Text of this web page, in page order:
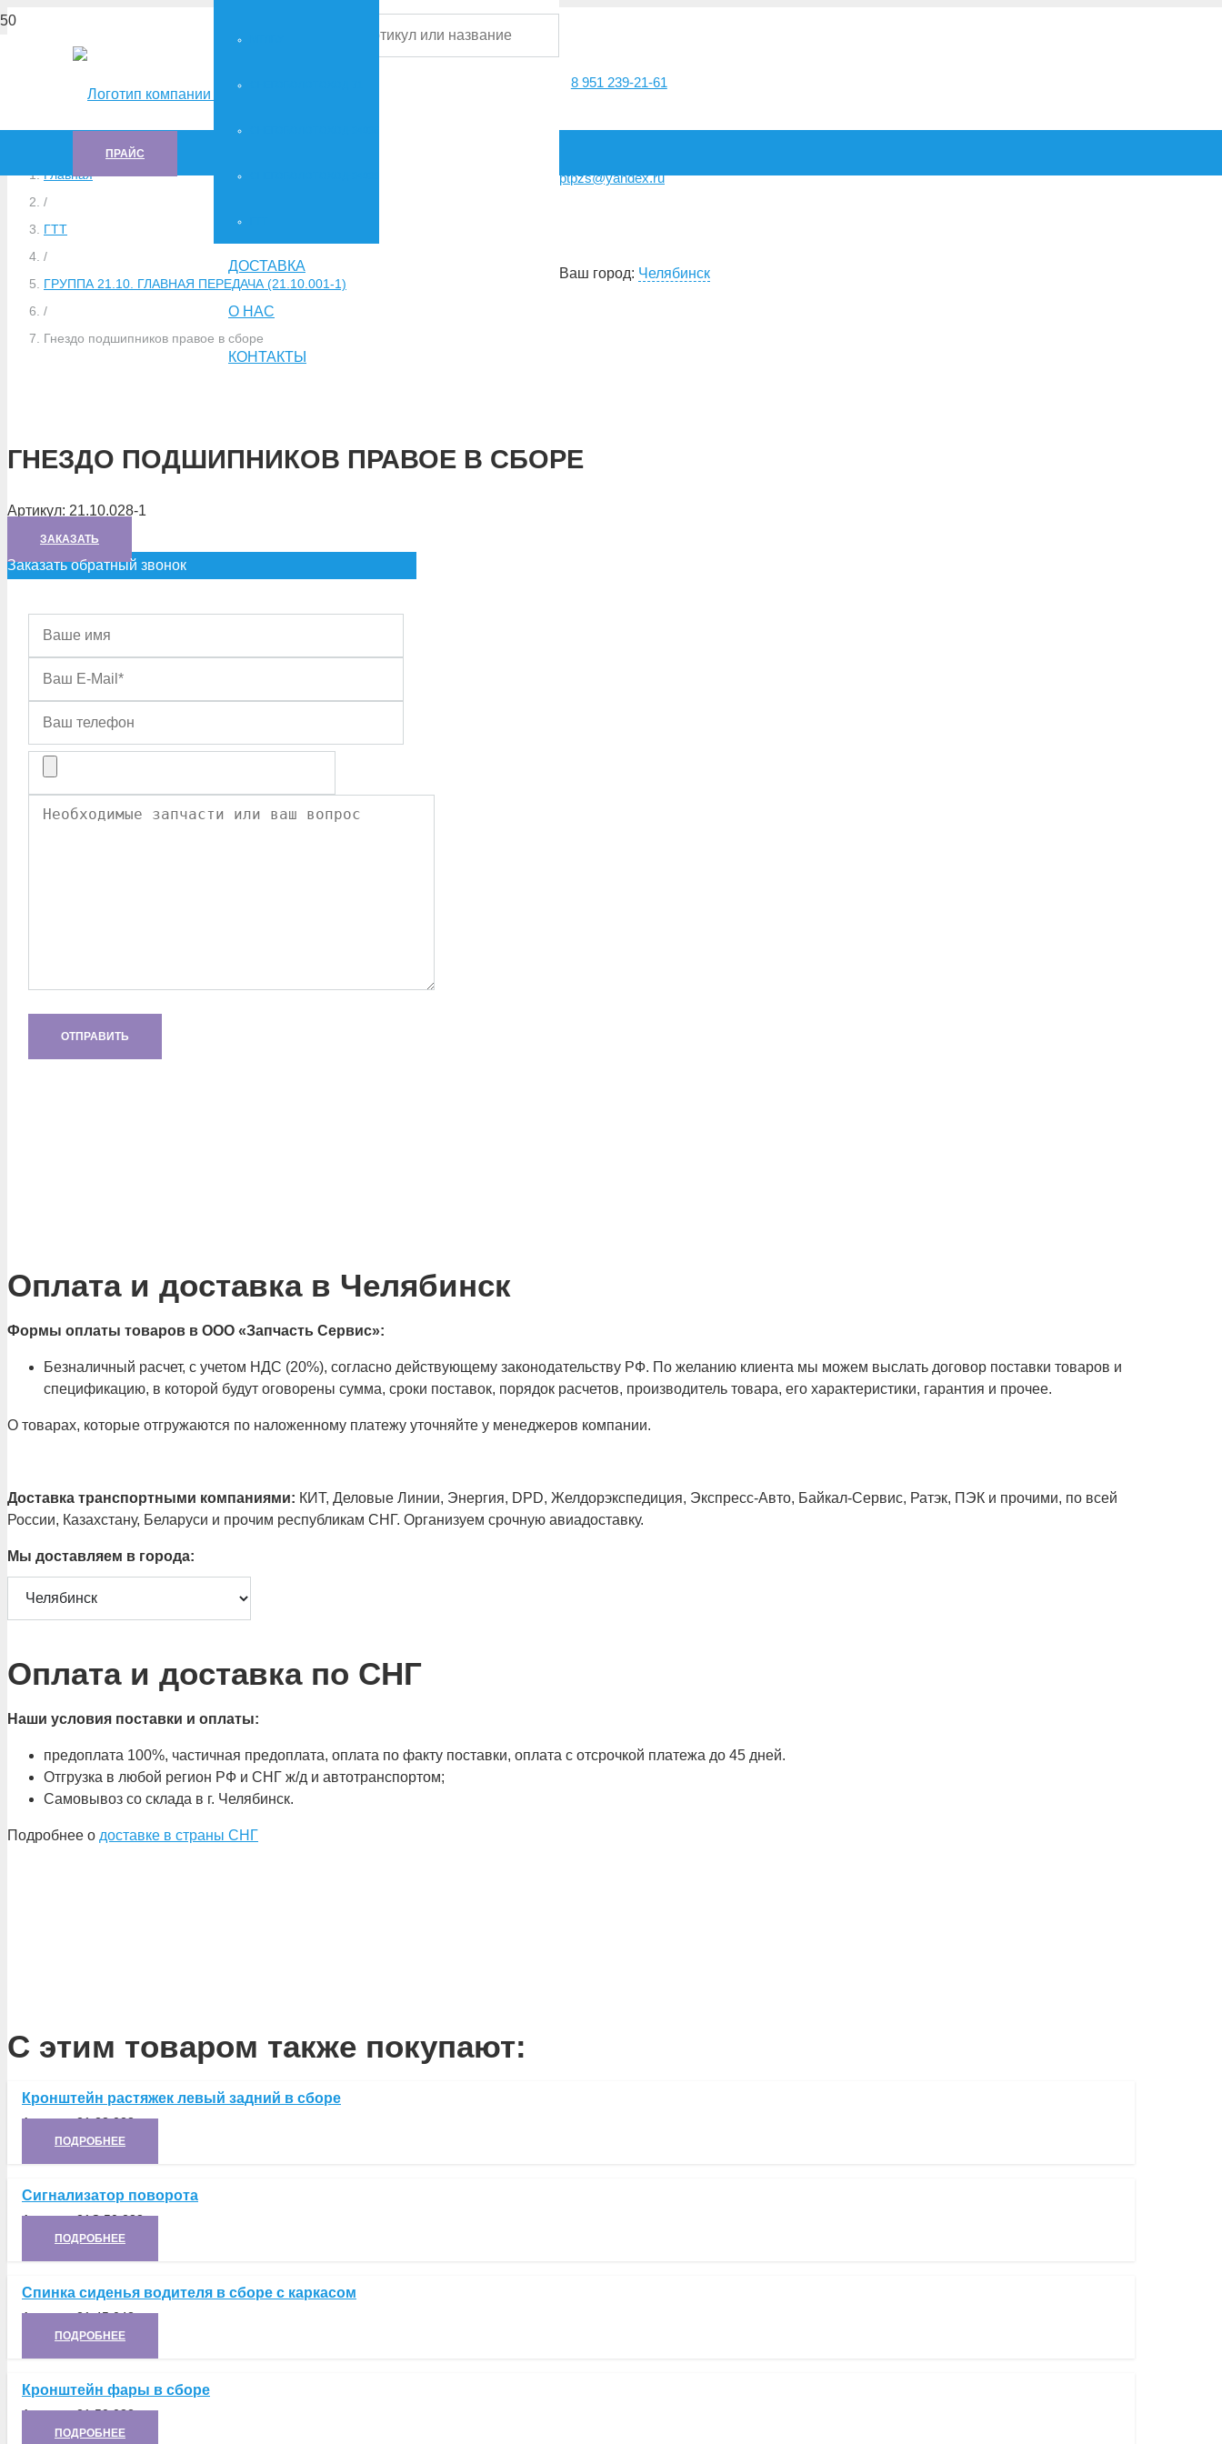
8 951 239-21-61
ptpzs@yandex.ru
Ваш город: Челябинск
ПРАЙС
ДОСТАВКА
О НАС
КОНТАКТЫ
Главная
/
ГTT
/
ГРУППА 21.10. ГЛАВНАЯ ПЕРЕДАЧА (21.10.001-1)
/
Гнездо подшипников правое в сборе
ГНЕЗДО ПОДШИПНИКОВ ПРАВОЕ В СБОРЕ
Артикул: 21.10.028-1
ЗАКАЗАТЬ
Заказать обратный звонок
Оплата и доставка в Челябинск
Формы оплаты товаров в ООО «Запчасть Сервис»:
Безналичный расчет, с учетом НДС (20%), согласно действующему законодательству РФ. По желанию клиента мы можем выслать договор поставки товаров и
спецификацию, в которой будут оговорены сумма, сроки поставок, порядок расчетов, производитель товара, его характеристики, гарантия и прочее.
О товарах, которые отгружаются по наложенному платежу уточняйте у менеджеров компании.
Доставка транспортными компаниями: КИТ, Деловые Линии, Энергия, DPD, Желдорэкспедиция, Экспресс-Авто, Байкал-Сервис, Ратэк, ПЭК и прочими, по всей
России, Казахстану, Беларуси и прочим республикам СНГ. Организуем срочную авиадоставку.
Мы доставляем в города:
Оплата и доставка по СНГ
Наши условия поставки и оплаты:
предоплата 100%, частичная предоплата, оплата по факту поставки, оплата с отсрочкой платежа до 45 дней.
Отгрузка в любой регион РФ и СНГ ж/д и автотранспортом;
Самовывоз со склада в г. Челябинск.
Подробнее о доставке в страны СНГ
С этим товаром также покупают:
Кронштейн растяжек левый задний в сборе
Артикул:21.23.028
ПОДРОБНЕЕ
Сигнализатор поворота
Артикул:21С.50.288
ПОДРОБНЕЕ
Спинка сиденья водителя в сборе с каркасом
Артикул:21.45.043
ПОДРОБНЕЕ
Кронштейн фары в сборе
Артикул:21.50.032
ПОДРОБНЕЕ